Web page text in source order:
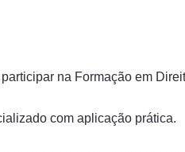
na Formação em
com aplicação prática.